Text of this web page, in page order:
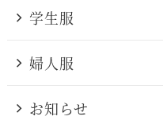
学生服
婦人服
お知らせ